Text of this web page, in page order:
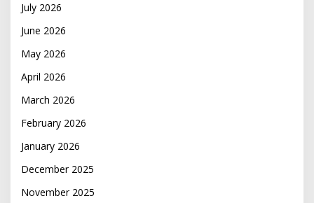
July 2026
June 2026
May 2026
April 2026
March 2026
February 2026
January 2026
December 2025
November 2025